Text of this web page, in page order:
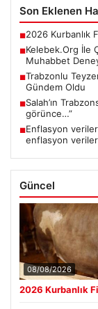
Son Eklenen
■2026 Kurbanlık
■Kelebek.Org İle
Muhabbet
■Trabzonlu
Gündem Oldu
■Salah’ın
görünce…”
■Enflasyon
enflasyon
Güncel
08/08/2026
2026 Kurbanlık